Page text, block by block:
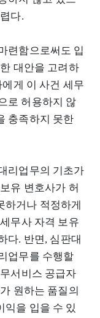
다.
련함으로써도 입
대안을 고려하
게 이 사건 세무
로 허용하지 않
충족하지 못한
리업무의 기초가
유 변호사가 허
하거나 적정하게
무사 자격 보유
다. 반면, 심판대
업무를 수행할
서비스 공급자
원하는 품질의
익을 입을 수 있